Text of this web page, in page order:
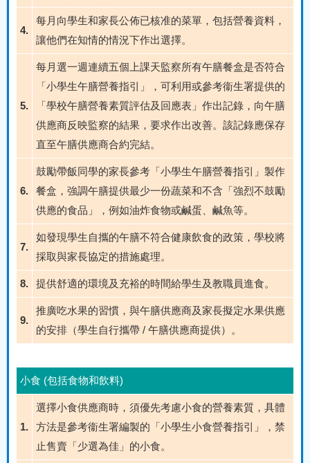
4.
每月向學生和家長公佈已核准的菜單，包括營養資料，
讓他們在知情的情況下作出選擇。
5.
每月選一週連續五個上課天監察所有午膳餐盒是否符合
「小學生午膳營養指引」，可利用或參考衞生署提供的
「學校午膳營養素質評估及回應表」作出記錄，向午膳
供應商反映監察的結果，要求作出改善。該記錄應保存
直至午膳供應商合約完結。
6.
鼓勵帶飯同學的家長參考「小學生午膳營養指引」製作
餐盒，強調午膳提供最少一份蔬菜和不含「強烈不鼓勵
供應的食品」，例如油炸食物或鹹蛋、鹹魚等。
7.
如發現學生自攜的午膳不符合健康飲食的政策，學校將
採取與家長協定的措施處理。
8. 提供舒適的環境及充裕的時間給學生及教職員進食。
9.
推廣吃水果的習慣，與午膳供應商及家長擬定水果供應
的安排（學生自行攜帶 / 午膳供應商提供）。
小食 (包括食物和飲料)
1.
選擇小食供應商時，須優先考慮小食的營養素質，具體
方法是參考衞生署編製的「小學生小食營養指引」，禁
止售賣「少選為佳」的小食。